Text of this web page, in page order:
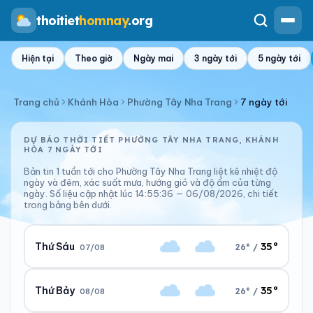
thoitiethomnay.org
Hiện tại Theo giờ Ngày mai 3 ngày tới 5 ngày tới
Trang chủ Khánh Hòa Phường Tây Nha Trang 7 ngày tới
DỰ BÁO THỜI TIẾT PHƯỜNG TÂY NHA TRANG, KHÁNH
HÒA 7 NGÀY TỚI
Bản tin 1 tuần tới cho Phường Tây Nha Trang liệt kê nhiệt độ
ngày và đêm, xác suất mưa, hướng gió và độ ẩm của từng
ngày. Số liệu cập nhật lúc 14:55:36 — 06/08/2026, chi tiết
trong bảng bên dưới.
Thứ Sáu 07/08 26° / 35°
Ngày/đêm Sáng/tối
Thứ Bảy 08/08 26° / 35°